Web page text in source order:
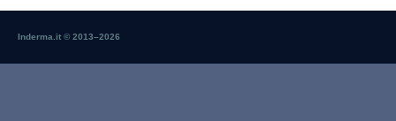
Inderma.it © 2013–2026